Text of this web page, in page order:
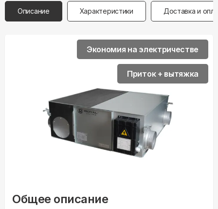
Описание Характеристики Доставка и
Общее описание
Экономия на электричестве
Приток + вытяжка